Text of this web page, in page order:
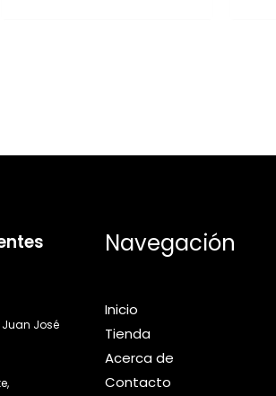
José
Navegación
Inicio
Tienda
Acerca de
Contacto